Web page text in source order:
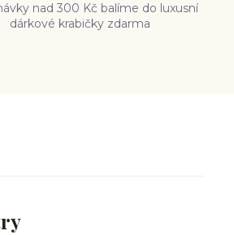
nad 300 Kč balíme do luxusní
dárkové krabičky zdarma